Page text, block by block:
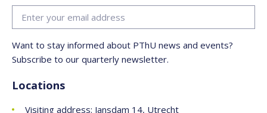
Want to stay informed about PThU news and events?
Subscribe to our quarterly newsletter.
Locations
Visiting address: Jansdam 14, Utrecht